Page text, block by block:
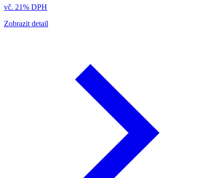
vč. 21% DPH
Zobrazit detail